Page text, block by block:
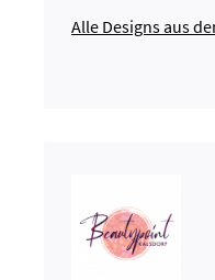
Alle Designs aus